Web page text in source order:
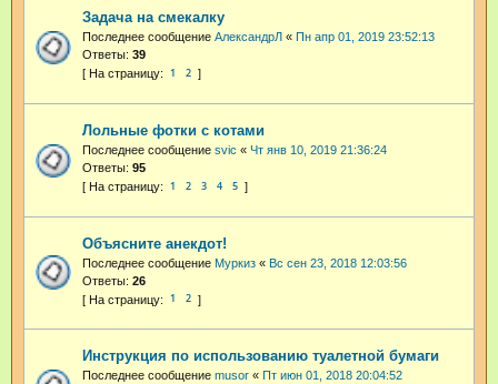
Задача на смекалку
Последнее сообщение АлександрЛ « Пн апр 01, 2019 23:52:13
Ответы: 39
1 2
Лольные фотки с котами
Последнее сообщение svic « Чт янв 10, 2019 21:36:24
Ответы: 95
1 2 3 4 5
Объясните анекдот!
Последнее сообщение Муркиз « Вс сен 23, 2018 12:03:56
Ответы: 26
1 2
Инструкция по использованию туалетной бумаги
Последнее сообщение musor « Пт июн 01, 2018 20:04:52